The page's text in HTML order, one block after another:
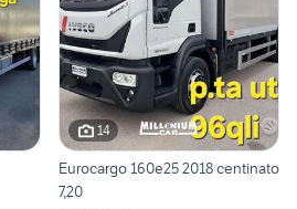
14
Eurocargo 160e25 2018 centinato
7,20